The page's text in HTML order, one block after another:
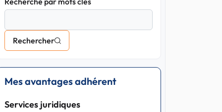
Rechercher
Mes avantages adhérent
Services juridiques